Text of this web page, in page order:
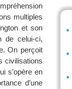
multiples
et son
de celui-ci,
On perçoit
civilisations
s’opère en
d’une